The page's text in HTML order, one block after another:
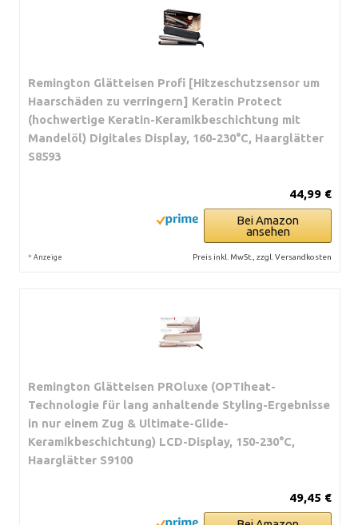
Remington Glätteisen Profi [Hitzeschutzsensor um
Haarschäden zu verringern] Keratin Protect
(hochwertige Keratin-Keramikbeschichtung mit
Mandelöl) Digitales Display, 160-230°C, Haarglätter
S8593
44,99 €
Bei Amazon
ansehen
* Anzeige Preis inkl. MwSt., zzgl. Versandkosten
Remington Glätteisen PROluxe (OPTIheat-
Technologie für lang anhaltende Styling-Ergebnisse
in nur einem Zug & Ultimate-Glide-
Keramikbeschichtung) LCD-Display, 150-230°C,
Haarglätter S9100
49,45 €